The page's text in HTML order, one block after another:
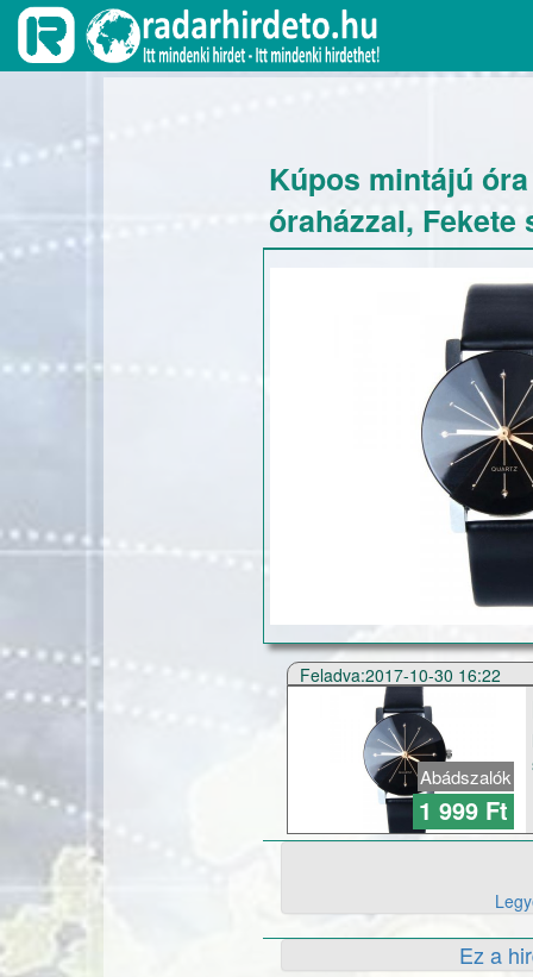
Kúpos mintájú
óraházzal, Fekete
Feladva:2017-10-30 16:22
Abádszalók
1 999 Ft
Ez a